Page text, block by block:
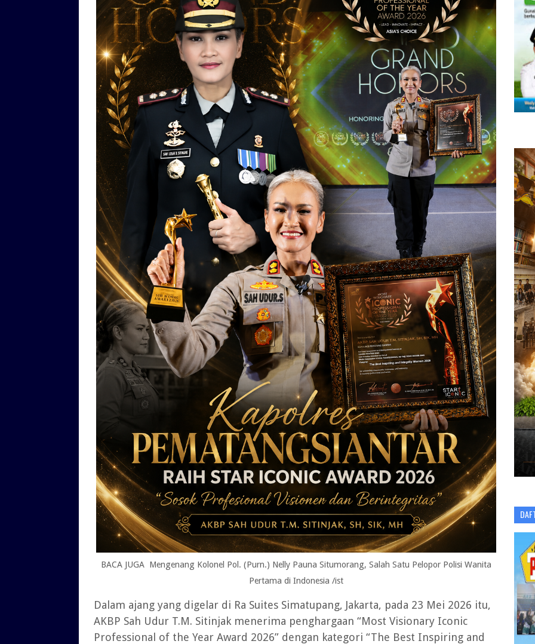
BACA JUGA Mengenang Kolonel Pol. (Purn.) Nelly Pauna Situmorang, Salah Satu Pelopor Polisi Wanita
Pertama di Indonesia /ist
Dalam ajang yang digelar di Ra Suites Simatupang, Jakarta, pada 23 Mei 2026 itu,
AKBP Sah Udur T.M. Sitinjak menerima penghargaan “Most Visionary Iconic
Professional of the Year Award 2026” dengan kategori “The Best Inspiring and